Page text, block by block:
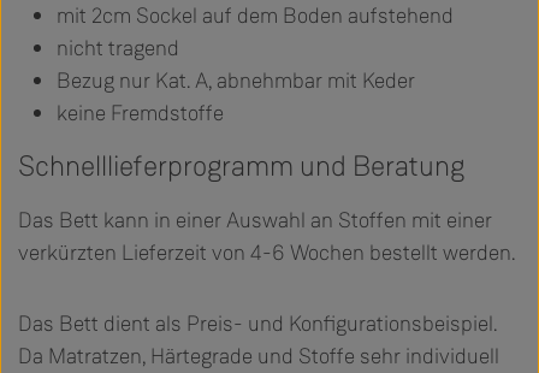
mit 2cm Sockel auf dem Boden aufstehend
nicht tragend
Bezug nur Kat. A, abnehmbar mit Keder
keine Fremdstoffe
Schnelllieferprogramm und Beratung
Das Bett kann in einer Auswahl an Stoffen mit einer
verkürzten Lieferzeit von 4-6 Wochen bestellt werden.
Das Bett dient als Preis- und Konfigurationsbeispiel.
Da Matratzen, Härtegrade und Stoffe sehr individuell